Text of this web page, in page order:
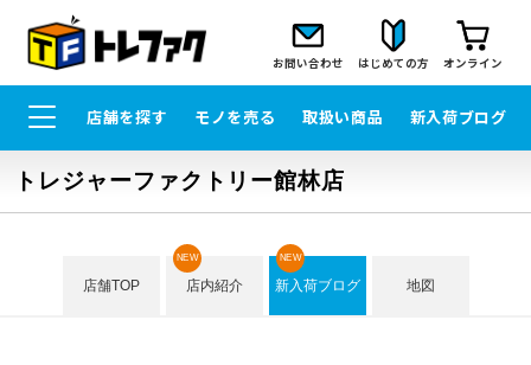
お問い合わせ はじめての方 オンライン
店舗を探す モノを売る 取扱い商品 新入荷ブログ
トレジャーファクトリー館林店
店舗TOP 店内紹介
NEW
新入荷ブログ
NEW
地図